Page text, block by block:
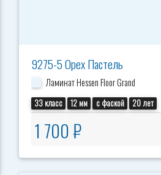
9275-5 Орех Пастель
Ламинат Hessen Floor Grand
33 класс 12 мм с фаской 20 лет
1 700 ₽